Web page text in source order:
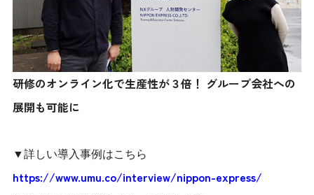
研修のオンライン化で生産性が３倍！ グループ会社への
展開も可能に
▼詳しい導入事例はこちら
https://www.umu.co/interview/nippon-express/